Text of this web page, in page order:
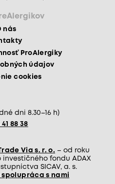
nás
ProAlergiky
údajov
cookies
dni 8.30–16 h)
88 38
Via s. r. o. – od roku
investičného fondu ADAX
SICAV, a. s.
s nami